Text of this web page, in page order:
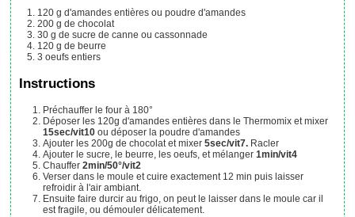
120 g d'amandes entières ou poudre d'amandes
200 g de chocolat
30 g de sucre de canne ou cassonnade
120 g de beurre
3 oeufs entiers
Instructions
Préchauffer le four à 180°
Déposer les 120g d'amandes entières dans le Thermomix et mixer
15sec/vit10ou déposer la poudre d'amandes
Ajouter les 200g de chocolat et mixer5sec/vit7. Racler
Ajouter le sucre, le beurre, les oeufs, et mélanger1min/vit4
Chauffer2min/50°/vit2
Verser dans le moule et cuire exactement 12 min puis laisser
refroidir à l'air ambiant.
Ensuite faire durcir au frigo, on peut le laisser dans le moule car il
est fragile, ou démouler délicatement.